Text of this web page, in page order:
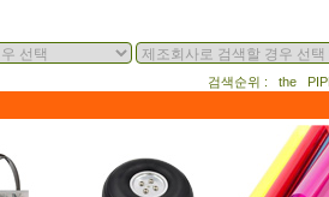
검색순위 : the